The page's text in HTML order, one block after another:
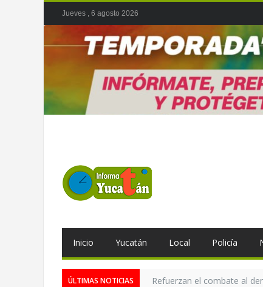
Jueves , 6 agosto 2026
Inicio Yucatán Local Policía
ÚLTIMAS NOTICIAS Refuerzan el combate al